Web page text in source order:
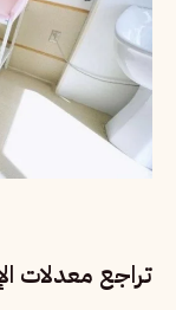
تراجع معدلات